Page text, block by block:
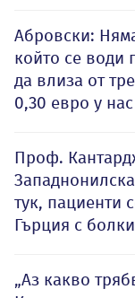
Абровски:
който се води
да влиза от
0,30 евро у нас
Проф.
тук, пациенти
Гърция с
„Аз какво